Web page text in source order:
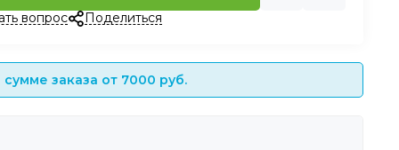
вопрос Поделиться
заказа от 7000 руб.